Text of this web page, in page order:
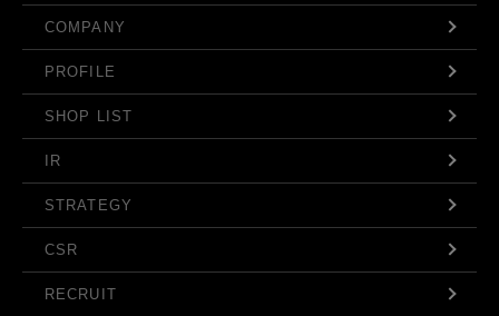
COMPANY
PROFILE
SHOP LIST
IR
STRATEGY
CSR
RECRUIT